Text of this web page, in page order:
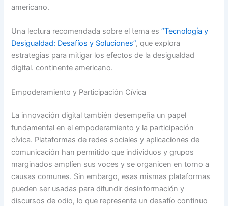
americano.
Una lectura recomendada sobre el tema es“Tecnología y
Desigualdad: Desafíos y Soluciones”, que explora
estrategias para mitigar los efectos de la desigualdad
digital. continente americano.
Empoderamiento y Participación Cívica
La innovación digital también desempeña un papel
fundamental en el empoderamiento y la participación
cívica. Plataformas de redes sociales y aplicaciones de
comunicación han permitido que individuos y grupos
marginados amplíen sus voces y se organicen en torno a
causas comunes. Sin embargo, esas mismas plataformas
pueden ser usadas para difundir desinformación y
discursos de odio, lo que representa un desafío continuo